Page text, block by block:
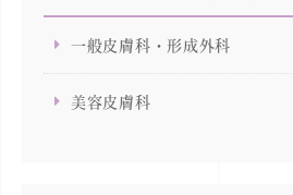
一般皮膚科・形成外科
美容皮膚科